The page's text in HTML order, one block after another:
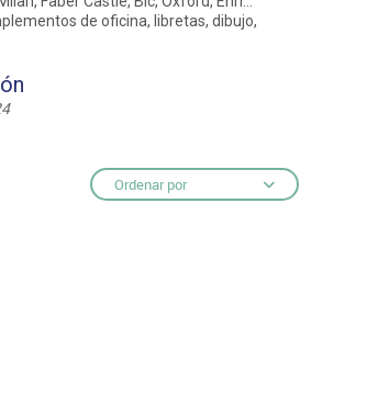
de oficina, libretas, dibujo,
Ordenar por